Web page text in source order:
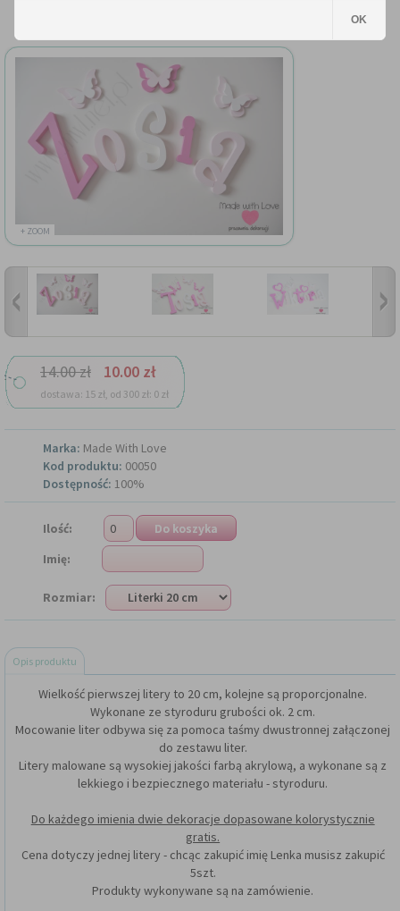
+ ZOOM
14.00 zł 10.00 zł
dostawa: 15 zł, od 300 zł: 0 zł
Marka: Made With Love
Kod produktu: 00050
Dostępność: 100%
Ilość:
Imię:
Rozmiar:
Opis produktu
Wielkość pierwszej litery to 20 cm, kolejne są proporcjonalne.
Wykonane ze styroduru grubości ok. 2 cm.
Mocowanie liter odbywa się za pomoca taśmy dwustronnej załączonej
do zestawu liter.
Litery malowane są wysokiej jakości farbą akrylową, a wykonane są z
lekkiego i bezpiecznego materiału - styroduru.
Do każdego imienia dwie dekoracje dopasowane kolorystycznie
gratis.
Cena dotyczy jednej litery - chcąc zakupić imię Lenka musisz zakupić
5szt.
Produkty wykonywane są na zamówienie.
OK